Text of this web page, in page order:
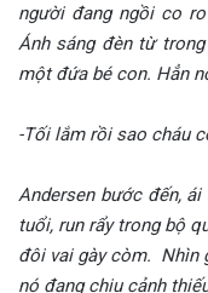
người đang ngồi co
Ánh sáng đèn từ
một đứa bé con. Hẳn
-Tối lắm rồi sao cháu
Andersen bước đến,
tuổi, run rẩy trong bộ
đôi vai gày còm. Nhìn
nó đang chịu cảnh